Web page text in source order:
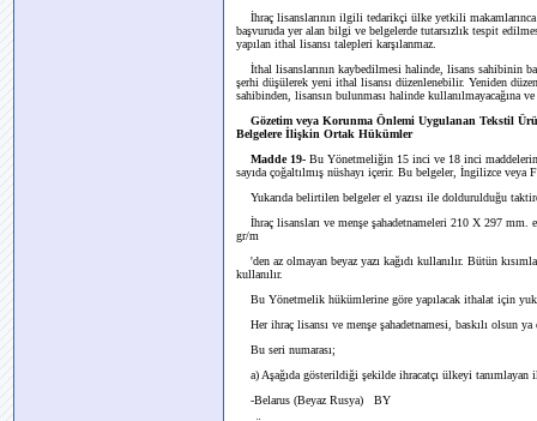
İhraç lisanslarının ilgili tedarikçi ülke yetkili
başvuruda yer alan bilgi ve belgelerde tutarsızlık tespit
yapılan ithal lisansı talepleri karşılanmaz.
İthal lisanslarının kaybedilmesi halinde, lisans sahibinin
şerhi düşülerek yeni ithal lisansı düzenlenebilir. Yeniden
sahibinden, lisansın bulunması halinde kullanılmayacağına
Gözetim veya Korunma Önlemi Uygulanan Tekstil
Belgelere İlişkin Ortak Hükümler
Madde 19- Bu Yönetmeliğin 15 inci ve 18 inci
sayıda çoğaltılmış nüshayı içerir. Bu belgeler, İngilizce veya
Yukarıda belirtilen belgeler el yazısı ile doldurulduğu
İhraç lisansları ve menşe şahadetnameleri 210 X 297
gr/m
'den az olmayan beyaz yazı kağıdı kullanılır. Bütün
kullanılır.
Bu Yönetmelik hükümlerine göre yapılacak ithalat için
Her ihraç lisansı ve menşe şahadetnamesi, baskılı olsun
Bu seri numarası;
a) Aşağıda gösterildiği şekilde ihracatçı ülkeyi tanımlayan
-Belarus (Beyaz Rusya) BY